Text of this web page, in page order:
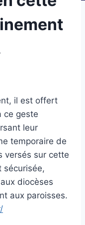
il est offert
ce geste
leur
temporaire de
versés sur cette
sécurisée,
diocèses
aux paroisses.